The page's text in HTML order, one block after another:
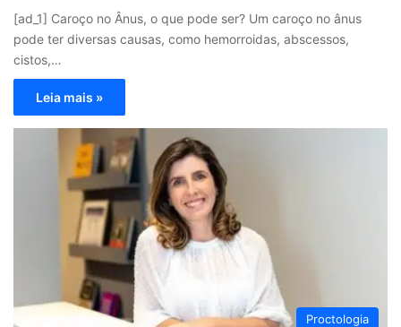
[ad_1] Caroço no Ânus, o que pode ser? Um caroço no ânus
pode ter diversas causas, como hemorroidas, abscessos,
cistos,…
Leia mais »
Proctologia